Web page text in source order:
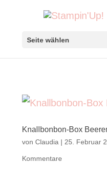
Seite wählen
Knallbonbon-Box
von Claudia | 25. Februar
Kommentare